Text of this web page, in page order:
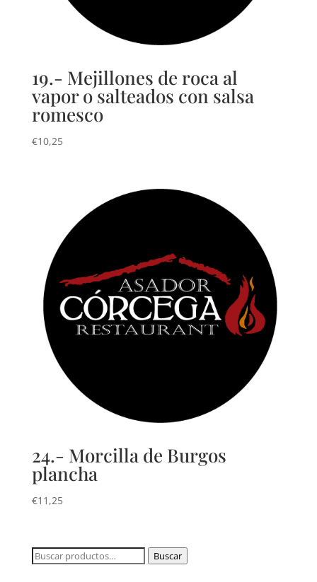
19.- Mejillones de roca al
vapor o salteados con salsa
romesco
€10,25
24.- Morcilla de Burgos
plancha
€11,25
Buscar
Buscar